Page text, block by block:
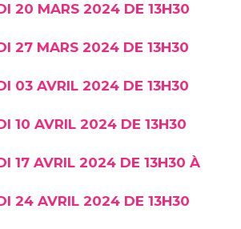
20 MARS 2024 DE 13H30
27 MARS 2024 DE 13H30
03 AVRIL 2024 DE 13H30
10 AVRIL 2024 DE 13H30
17 AVRIL 2024 DE 13H30 À
24 AVRIL 2024 DE 13H30